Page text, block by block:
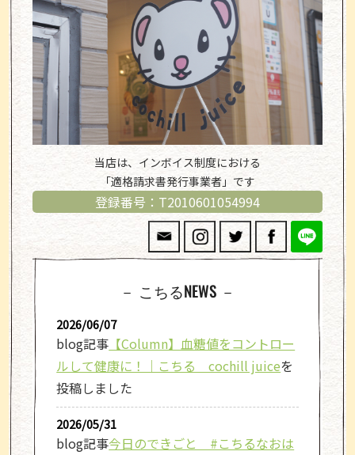
当店は、インボイス制度における
「適格請求書発行事業者」です
登録番号：T2010601054994
－ こちるNEWS －
2026/06/07
blog記事 【Column】血糖値をコントロー
ルして健康に！｜こちる cochill juiceを
投稿しました
2026/05/31
blog記事今日のできごと #こちるなおは